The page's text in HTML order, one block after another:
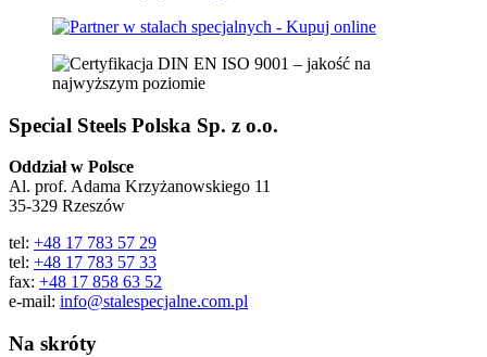
Special Steels Polska Sp. z o.o.
Oddział w Polsce
Al. prof. Adama Krzyżanowskiego 11
35-329 Rzeszów
tel: +48 17 783 57 29
tel: +48 17 783 57 33
fax: +48 17 858 63 52
e-mail: info@stalespecjalne.com.pl
Na skróty